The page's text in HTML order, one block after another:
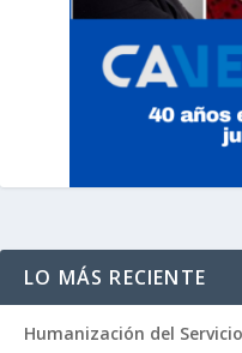
LO MÁS RECIENTE
Humanización del